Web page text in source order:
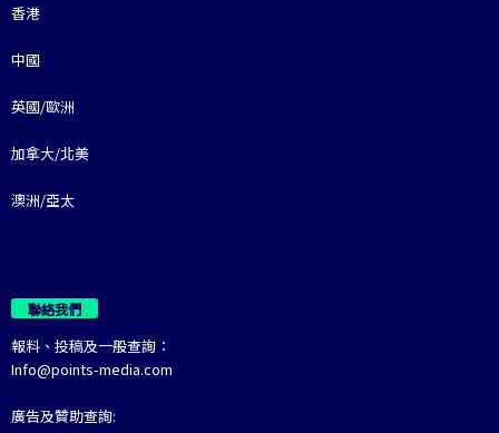
香港
中國
英國/歐洲
加拿大/北美
澳洲/亞太
聯絡我們
報料、投稿及一般查詢：
Info@points-media.com
廣告及贊助查詢: